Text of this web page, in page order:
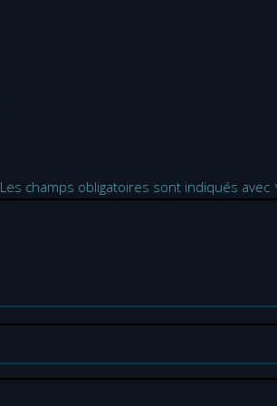
Les champs obligatoires sont indiqués avec